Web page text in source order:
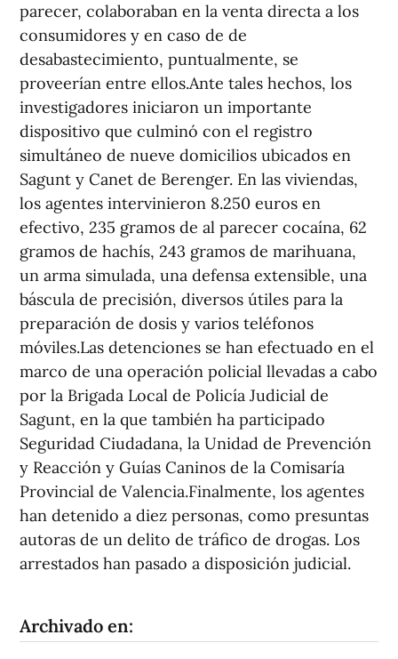
parecer, colaboraban en la venta directa a los
consumidores y en caso de de
desabastecimiento, puntualmente, se
proveerían entre ellos.Ante tales hechos, los
investigadores iniciaron un importante
dispositivo que culminó con el registro
simultáneo de nueve domicilios ubicados en
Sagunt y Canet de Berenger. En las viviendas,
los agentes intervinieron 8.250 euros en
efectivo, 235 gramos de al parecer cocaína, 62
gramos de hachís, 243 gramos de marihuana,
un arma simulada, una defensa extensible, una
báscula de precisión, diversos útiles para la
preparación de dosis y varios teléfonos
móviles.Las detenciones se han efectuado en el
marco de una operación policial llevadas a cabo
por la Brigada Local de Policía Judicial de
Sagunt, en la que también ha participado
Seguridad Ciudadana, la Unidad de Prevención
y Reacción y Guías Caninos de la Comisaría
Provincial de Valencia.Finalmente, los agentes
han detenido a diez personas, como presuntas
autoras de un delito de tráfico de drogas. Los
arrestados han pasado a disposición judicial.
Archivado en: